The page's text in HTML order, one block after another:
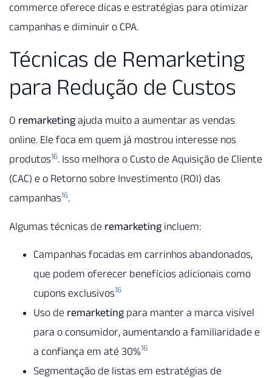
commerce oferece dicas e estratégias para otimizar
campanhas e diminuir o CPA.
Técnicas de Remarketing
para Redução de Custos
O remarketingajuda muito a aumentar as vendas
online. Ele foca em quem já mostrou interesse nos
produtos16. Isso melhora o Custo de Aquisição de Cliente
(CAC) e o Retorno sobre Investimento (ROI) das
campanhas16.
Algumas técnicas de remarketingincluem:
Campanhas focadas em carrinhos abandonados,
que podem oferecer benefícios adicionais como
cupons exclusivos16
Uso de remarketingpara manter a marca visível
para o consumidor, aumentando a familiaridade e
a confiança em até 30%16
Segmentação de listas em estratégias de